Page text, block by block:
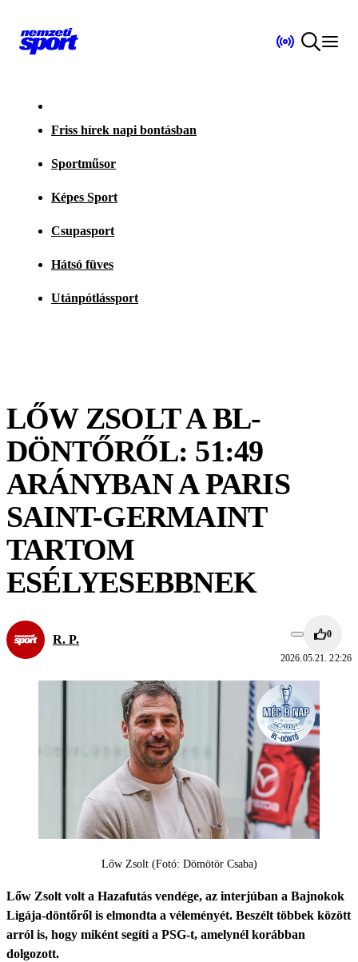
Friss hírek napi bontásban
Sportműsor
Képes Sport
Csupasport
Hátsó füves
Utánpótlássport
LŐW ZSOLT A BL-
DÖNTŐRŐL: 51:49
ARÁNYBAN A PARIS
SAINT-GERMAINT
TARTOM
ESÉLYESEBBNEK
R. P. 0
2026.05.21. 22:26
Lőw Zsolt (Fotó: Dömötör Csaba)
Lőw Zsolt volt a Hazafutás vendége, az interjúban a Bajnokok
Ligája-döntőről is elmondta a véleményét. Beszélt többek között
arról is, hogy miként segíti a PSG-t, amelynél korábban
dolgozott.